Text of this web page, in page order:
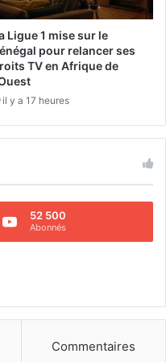
Ligue 1 mise sur le
pour relancer ses
TV en Afrique de
il y a 17 heures
52 500
Abonnés
Commentaires